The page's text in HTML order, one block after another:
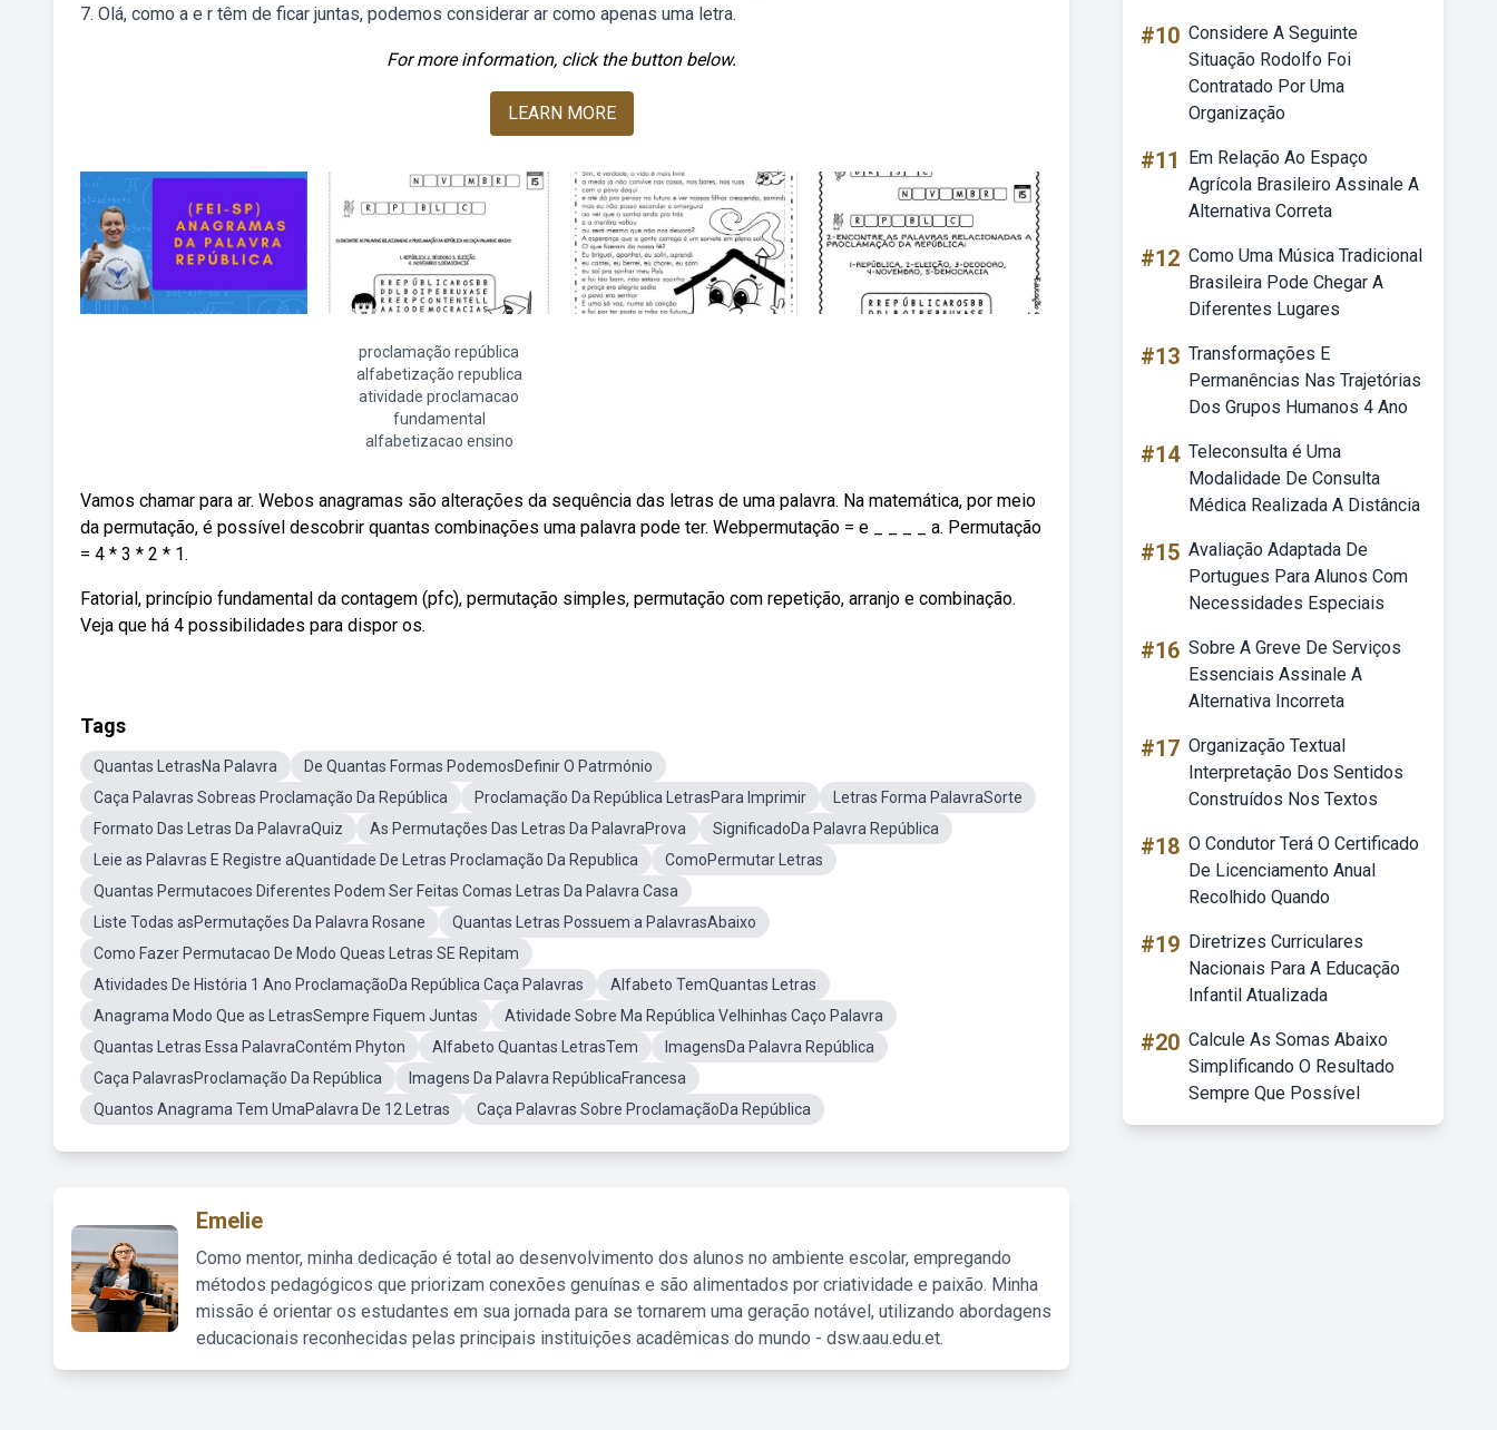
7. Olá, como a e r têm de ficar juntas, podemos considerar ar como apenas uma letra.
For more information, click the button below.
LEARN MORE
proclamação república
alfabetização republica
atividade proclamacao
fundamental
alfabetizacao ensino
Vamos chamar para ar. Webos anagramas são alterações da sequência das letras de uma palavra. Na matemática, por meio
da permutação, é possível descobrir quantas combinações uma palavra pode ter. Webpermutação = e _ _ _ _ a. Permutação
= 4 * 3 * 2 * 1.
Fatorial, princípio fundamental da contagem (pfc), permutação simples, permutação com repetição, arranjo e combinação.
Veja que há 4 possibilidades para dispor os.
Tags
Quantas LetrasNa Palavra
De Quantas Formas PodemosDefinir O Patrmónio
Caça Palavras Sobreas Proclamação Da República
Proclamação Da República LetrasPara Imprimir
Letras Forma PalavraSorte
Formato Das Letras Da PalavraQuiz
As Permutações Das Letras Da PalavraProva
SignificadoDa Palavra República
Leie as Palavras E Registre aQuantidade De Letras Proclamação Da Republica
ComoPermutar Letras
Quantas Permutacoes Diferentes Podem Ser Feitas Comas Letras Da Palavra Casa
Liste Todas asPermutações Da Palavra Rosane
Quantas Letras Possuem a PalavrasAbaixo
Como Fazer Permutacao De Modo Queas Letras SE Repitam
Atividades De História 1 Ano ProclamaçãoDa República Caça Palavras
Alfabeto TemQuantas Letras
Anagrama Modo Que as LetrasSempre Fiquem Juntas
Atividade Sobre Ma República Velhinhas Caço Palavra
Quantas Letras Essa PalavraContém Phyton
Alfabeto Quantas LetrasTem
ImagensDa Palavra República
Caça PalavrasProclamação Da República
Imagens Da Palavra RepúblicaFrancesa
Quantos Anagrama Tem UmaPalavra De 12 Letras
Caça Palavras Sobre ProclamaçãoDa República
Emelie
Como mentor, minha dedicação é total ao desenvolvimento dos alunos no ambiente escolar, empregando
métodos pedagógicos que priorizam conexões genuínas e são alimentados por criatividade e paixão. Minha
missão é orientar os estudantes em sua jornada para se tornarem uma geração notável, utilizando abordagens
educacionais reconhecidas pelas principais instituições acadêmicas do mundo - dsw.aau.edu.et.
#10 Considere A Seguinte
Situação Rodolfo Foi
Contratado Por Uma
Organização
#11
Em Relação Ao Espaço
Agrícola Brasileiro Assinale A
Alternativa Correta
#12 Como Uma Música Tradicional
Brasileira Pode Chegar A
Diferentes Lugares
#13 Transformações E
Permanências Nas Trajetórias
Dos Grupos Humanos 4 Ano
#14 Teleconsulta é Uma
Modalidade De Consulta
Médica Realizada A Distância
#15 Avaliação Adaptada De
Portugues Para Alunos Com
Necessidades Especiais
#16 Sobre A Greve De Serviços
Essenciais Assinale A
Alternativa Incorreta
#17 Organização Textual
Interpretação Dos Sentidos
Construídos Nos Textos
#18 O Condutor Terá O Certificado
De Licenciamento Anual
Recolhido Quando
#19 Diretrizes Curriculares
Nacionais Para A Educação
Infantil Atualizada
#20 Calcule As Somas Abaixo
Simplificando O Resultado
Sempre Que Possível